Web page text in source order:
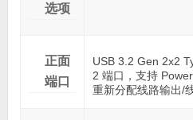
选项
正面
端口
USB 3.2 Gen 2x2
2 端口，支持
重新分配线路输出/